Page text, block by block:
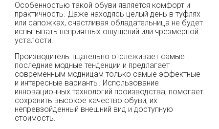
Особенностью такой обуви является комфорт и
практичность. Даже находясь целый день в туфлях
или сапожках, счастливая обладательница не будет
испытывать неприятных ощущений или чрезмерной
усталости.
Производитель тщательно отслеживает самые
последние модные тенденции и предлагает
современным модницам только самые эффектные
и интересные варианты. Использование
инновационных технологий производства, помогает
сохранить высокое качество обуви, их
непревзойденный внешний вид и доступную
стоимость.